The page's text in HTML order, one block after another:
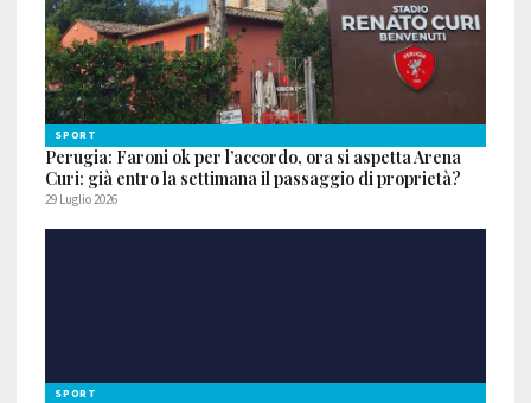
SPORT
Perugia: Faroni ok per l’accordo, ora si aspetta Arena
Curi: già entro la settimana il passaggio di proprietà?
29 Luglio 2026
SPORT